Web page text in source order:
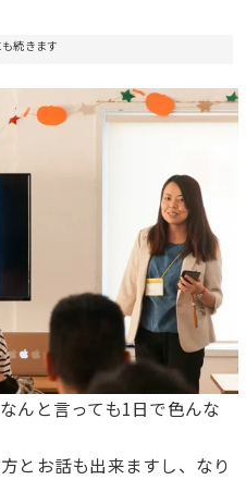
続きます
んと言っても1日で色んな
とお話も出来ますし、なり